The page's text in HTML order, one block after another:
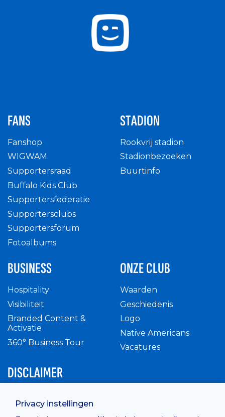
Privacy instellingen
FANS
Fanshop
WIGWAM
Supportersraad
Buffalo Kids Club
Supportersfederatie
Supportersclubs
Supportersforum
Fotoalbums
STADION
Rookvrij stadion
Stadionbezoeken
Buurtinfo
BUSINESS
Hospitality
Visibiliteit
Branded Content &
Activatie
360° Business Tour
ONZE CLUB
Waarden
Geschiedenis
Logo
Native Americans
Vacatures
DISCLAIMER
Privacy Policy